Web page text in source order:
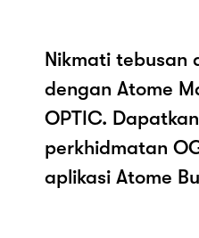
Nikmati tebusan
dengan Atome
OPTIC.
perkhidmatan
aplikasi Atome